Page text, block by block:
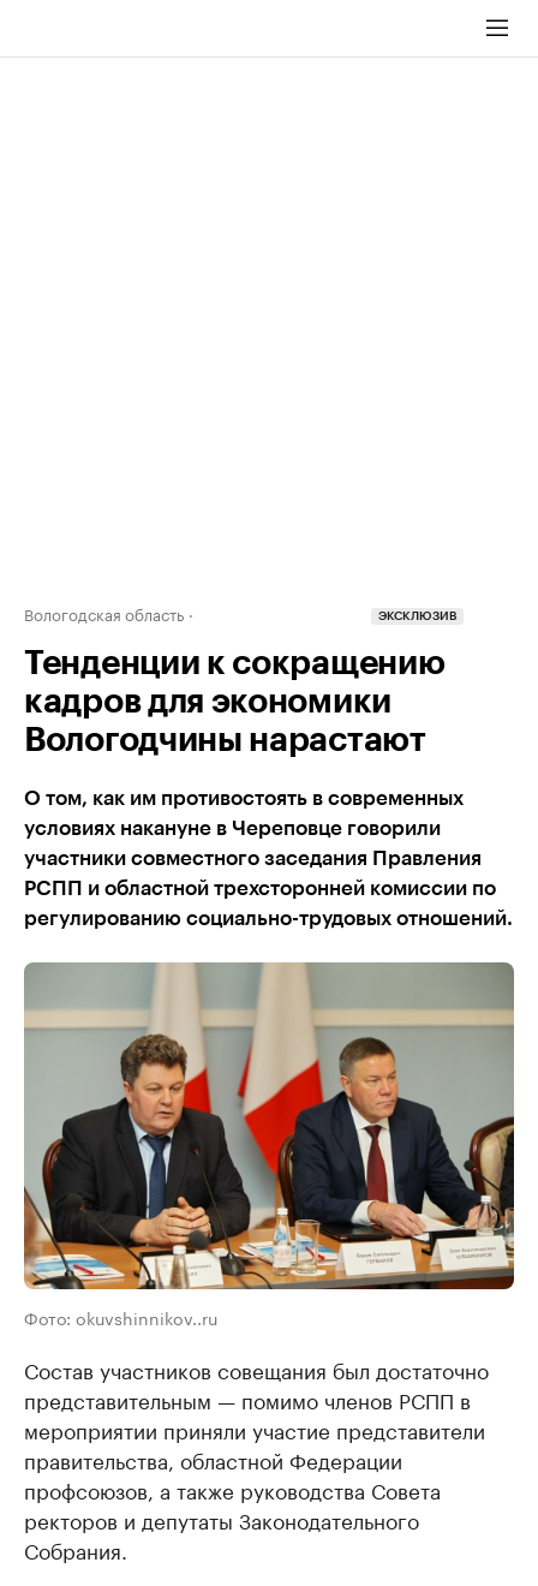
Вологодская область ЭКСКЛЮЗИВ
Тенденции к сокращению
кадров для экономики
Вологодчины нарастают
О том, как им противостоять в современных
условиях накануне в Череповце говорили
участники совместного заседания Правления
РСПП и областной трехсторонней комиссии по
регулированию социально-трудовых отношений.
Фото: okuvshinnikov..ru
Состав участников совещания был достаточно
представительным — помимо членов РСПП в
мероприятии приняли участие представители
правительства, областной Федерации
профсоюзов, а также руководства Совета
ректоров и депутаты Законодательного
Собрания.